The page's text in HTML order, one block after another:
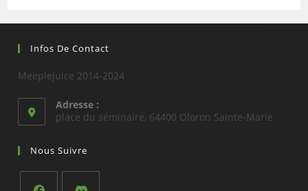
Infos De Contact
Meeplejuice 2014-2024
Adresse :
place du séminaire, 64400 Oloron Sainte-Marie
Nous Suivre